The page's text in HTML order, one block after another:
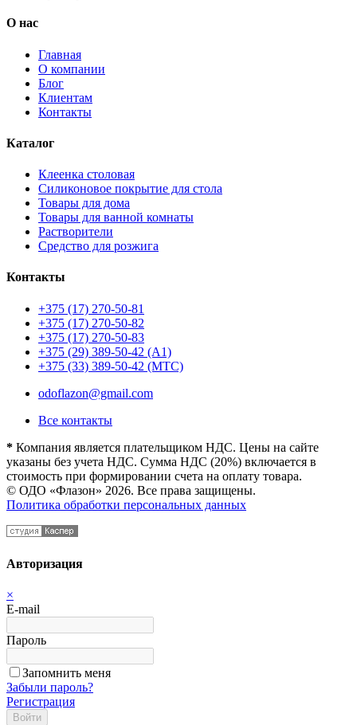
О нас
Главная
О компании
Блог
Клиентам
Контакты
Каталог
Клеенка столовая
Силиконовое покрытие для стола
Товары для дома
Товары для ванной комнаты
Растворители
Средство для розжига
Контакты
+375 (17) 270-50-81
+375 (17) 270-50-82
+375 (17) 270-50-83
+375 (29) 389-50-42 (А1)
+375 (33) 389-50-42 (МТС)
odoflazon@gmail.com
Все контакты
* Компания является плательщиком НДС. Цены на сайте
указаны без учета НДС. Сумма НДС (20%) включается в
стоимость при формировании счета на оплату товара.
© ОДО «Флазон» 2026. Все права защищены.
Политика обработки персональных данных
Авторизация
×
E-mail
Пароль
Запомнить меня
Забыли пароль?
Регистрация
Войти